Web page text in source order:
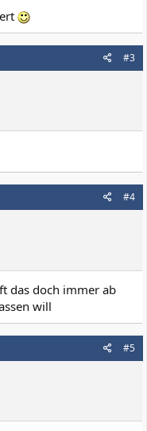
#3
#4
das doch immer ab
will
#5